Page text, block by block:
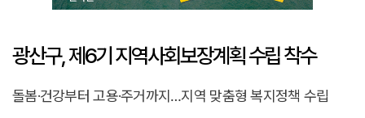
광산구, 제6기 지역사회보장계획 수립 착수
돌봄·건강부터 고용·주거까지…지역 맞춤형 복지정책 수립